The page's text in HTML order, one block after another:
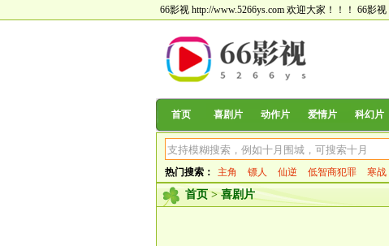
66影视 http://www.5266ys.com 欢迎大家！！！ 66影视
首页 喜剧片 动作片 爱情片 科幻片
热门搜索： 主角 镖人 仙逆 低智商犯罪 寒战
首页>喜剧片